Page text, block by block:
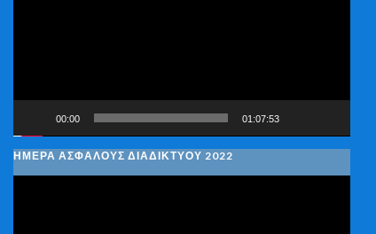
00:00 01:07:53
ΗΜΕΡΑ ΑΣΦΑΛΟΥΣ ΔΙΑΔΙΚΤΥΟΥ 2022